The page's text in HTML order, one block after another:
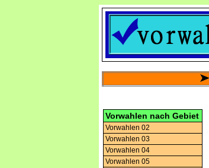
Vorwahlen nach Gebiet
Vorwahlen 02
Vorwahlen 03
Vorwahlen 04
Vorwahlen 05